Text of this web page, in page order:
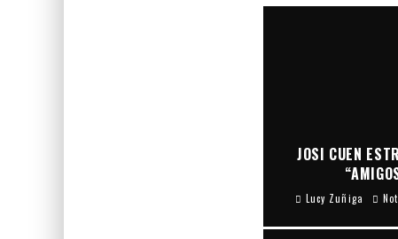
JOSI CUEN
Lucy Zuñiga